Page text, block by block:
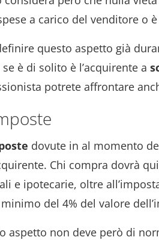
a carico del venditore o
questo aspetto già
è di solito è l’acquirente a
potrete affrontare
dovute in al momento
Chi compra dovrà
e ipotecarie, oltre
del 4% del valore
aspetto non deve però di